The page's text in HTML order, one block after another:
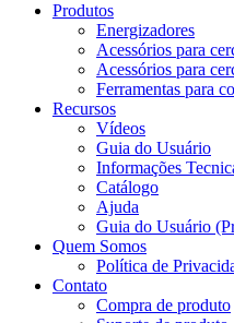
Produtos
Energizadores
Acessórios para
Acessórios para
Ferramentas para
Recursos
Vídeos
Guia do Usuário
Informações
Catálogo
Ajuda
Guia do Usuário
Quem Somos
Política de
Contato
Compra de produto